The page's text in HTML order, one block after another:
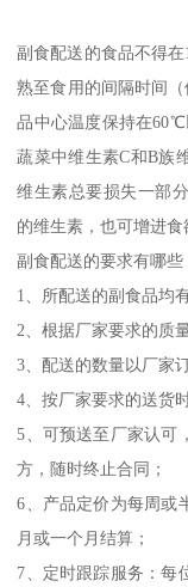
副食配送的食品不得
熟至食用的间隔时间
品中心温度保持在60℃
蔬菜中维生素C和B族
维生素总要损失一部
的维生素，也可增进食
副食配送的要求有哪些
1、所配送的副食品均
2、根据厂家要求的质
3、配送的数量以厂家
4、按厂家要求的送货
5、可预送至厂家认可
方，随时终止合同；
6、产品定价为每周或
月或一个月结算；
7、定时跟踪服务：每